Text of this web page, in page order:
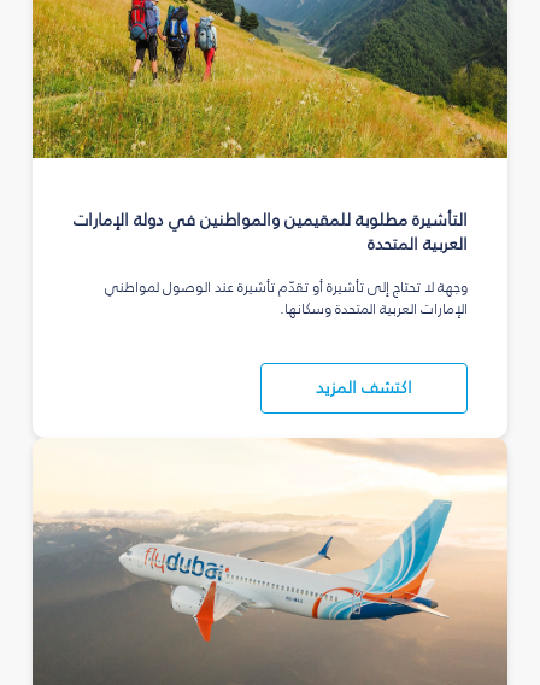
التأشيرة مطلوبة للمقيمين والمواطنين في دولة الإمارات
العربية المتحدة
وجهة لا تحتاج إلى تأشيرة أو تقدّم تأشيرة عند الوصول لمواطني
الإمارات العربية المتحدة وسكانها.
اكتشف المزيد